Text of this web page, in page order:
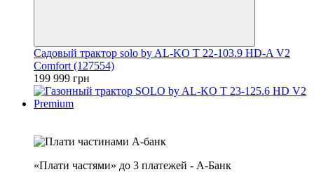
Садовый трактор solo by AL-KO T 22-103.9 HD-A V2
Comfort (127554)
199 999 грн
«Плати частями» до 3 платежей - А-Банк